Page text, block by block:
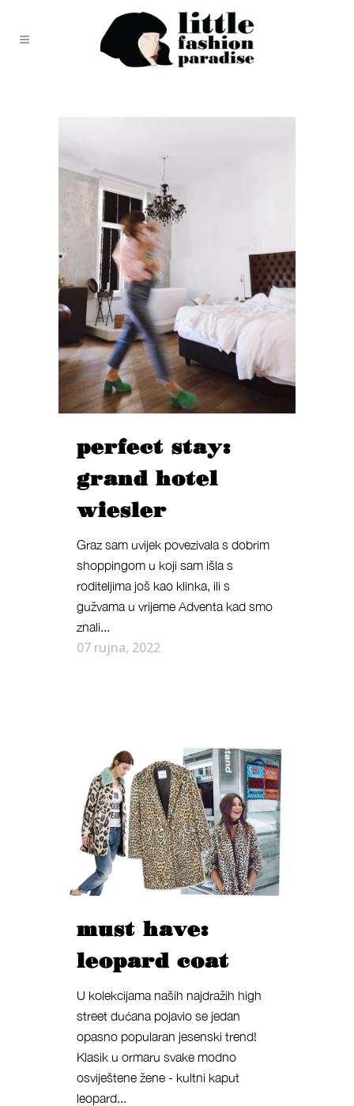
perfect stay:
grand hotel
wiesler
Graz sam uvijek povezivala s dobrim
shoppingom u koji sam išla s
roditeljima još kao klinka, ili s
gužvama u vrijeme Adventa kad smo
znali...
07 rujna, 2022
must have:
leopard coat
U kolekcijama naših najdražih high
street dućana pojavio se jedan
opasno popularan jesenski trend!
Klasik u ormaru svake modno
osviještene žene - kultni kaput
leopard...